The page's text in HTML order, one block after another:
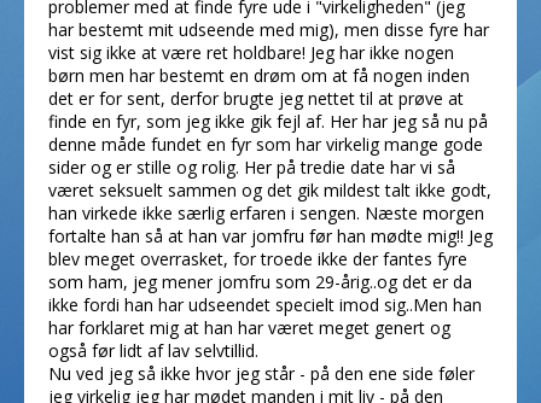
problemer med at finde fyre ude i "virkeligheden" (jeg
har bestemt mit udseende med mig), men disse fyre har
vist sig ikke at være ret holdbare! Jeg har ikke nogen
børn men har bestemt en drøm om at få nogen inden
det er for sent, derfor brugte jeg nettet til at prøve at
finde en fyr, som jeg ikke gik fejl af. Her har jeg så nu på
denne måde fundet en fyr som har virkelig mange gode
sider og er stille og rolig. Her på tredie date har vi så
været seksuelt sammen og det gik mildest talt ikke godt,
han virkede ikke særlig erfaren i sengen. Næste morgen
fortalte han så at han var jomfru før han mødte mig!! Jeg
blev meget overrasket, for troede ikke der fantes fyre
som ham, jeg mener jomfru som 29-årig..og det er da
ikke fordi han har udseendet specielt imod sig..Men han
har forklaret mig at han har været meget genert og
også før lidt af lav selvtillid.
Nu ved jeg så ikke hvor jeg står - på den ene side føler
jeg virkelig jeg har mødet manden i mit liv - på den